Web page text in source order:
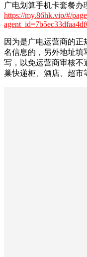
广电划算手机卡套餐办
https://my.86hk.vip/#/
因为是广电运营商的
名信息的，另外地址填
写，以免运营商审核不
巢快递柜、酒店、超市